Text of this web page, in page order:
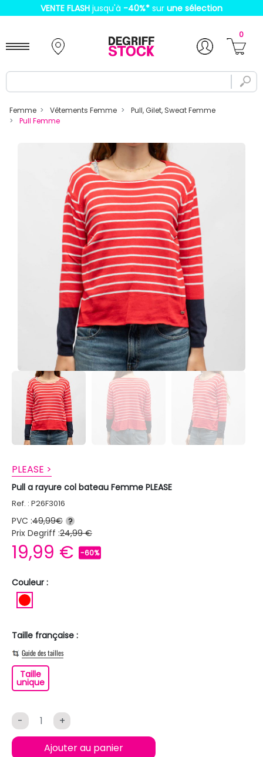
VENTE FLASH jusqu'à -40%* sur une sélection
0
Femme Vêtements Femme
Pull, Gilet, Sweat Femme
Pull Femme
PLEASE >
Pull a rayure col bateau Femme PLEASE
Ref. : P26F3016
PVC :49,99€ ?
Prix Degriff :24,99 €
19,99 € -60%
Couleur :
Taille française :
Guide des tailles
Taille
uniqueTaille unique
- +
Ajouter au panier